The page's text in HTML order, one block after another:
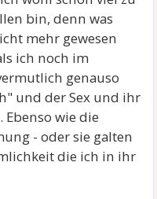
bin, denn was
mehr gewesen
ich noch im
genauso
und der Sex und ihr
Ebenso wie die
- oder sie galten
die ich in ihr